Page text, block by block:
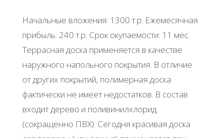
Начальные вложения: 1300 т.р. Ежемесячная
прибыль: 240 т.р. Срок окупаемости: 11 мес.
Террасная доска применяется в качестве
наружного напольного покрытия. В отличие
от других покрытий, полимерная доска
фактически не имеет недостатков. В состав
входит дерево и поливинилхлорид
(сокращенно ПВХ). Сегодня красивая доска